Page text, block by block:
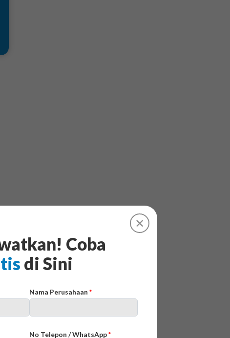
✕
Coba
di Sini
Nama Perusahaan*
No Telepon / WhatsApp*